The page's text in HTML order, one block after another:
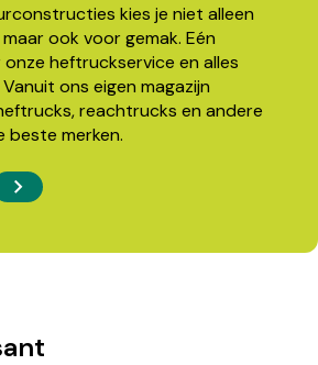
kies je niet alleen
ook voor gemak. Eén
heftruckservice en alles
ons eigen magazijn
reachtrucks en andere
beste merken.